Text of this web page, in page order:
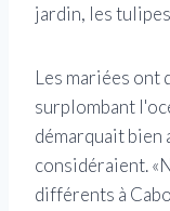
jardin, les
Les mariées ont
surplombant
démarquait bien
considéraient.
différents à